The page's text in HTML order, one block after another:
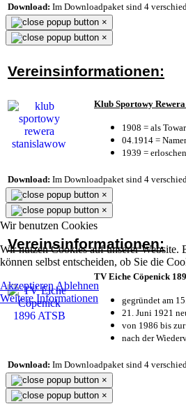
Wir benutzen Cookies
Wir nutzen Cookies auf unserer Website.
können selbst entscheiden, ob Sie die
Akzeptieren Ablehnen
Weitere Informationen
Download: Im Downloadpaket sind 4
×
×
Vereinsinformationen:
Klub Sportowy
1908 = als
04.1914 =
1939 =
Download: Im Downloadpaket sind 4
×
×
Vereinsinformationen:
TV Eiche Cöpenick
gegründet am
21. Juni 1921
von 1986 bis
nach der
Download: Im Downloadpaket sind 4
×
×